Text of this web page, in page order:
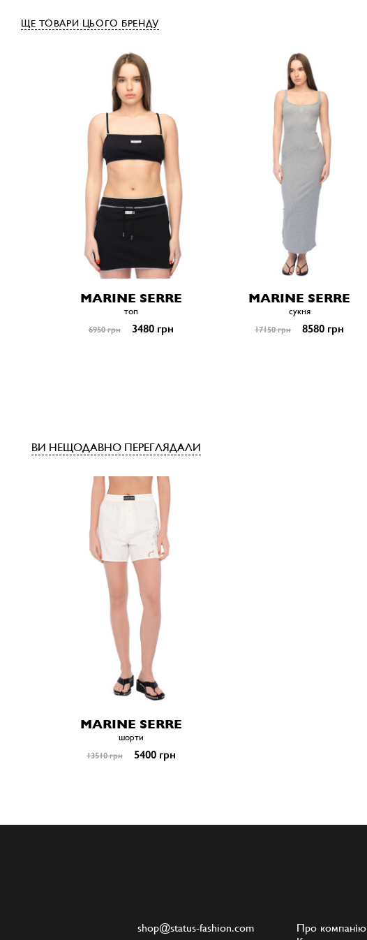
ЩЕ ТОВАРИ ЦЬОГО БРЕНДУ
MARINE SERRE
топ
6950 грн 3480 грн
MARINE SERRE
сукня
17150 грн 8580 грн
ВИ НЕЩОДАВНО ПЕРЕГЛЯДАЛИ
MARINE SERRE
шорти
13510 грн 5400 грн
Про компанію
shop@status-fashion.com